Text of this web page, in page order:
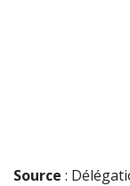
Source :